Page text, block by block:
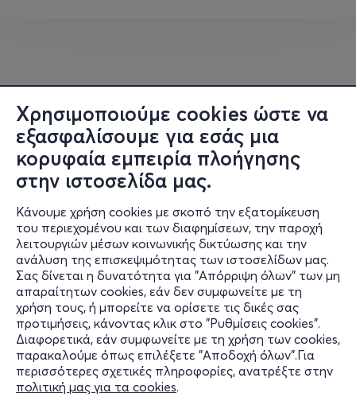
Χρησιμοποιούμε cookies ώστε να
εξασφαλίσουμε για εσάς μια
κορυφαία εμπειρία πλοήγησης
στην ιστοσελίδα μας.
Κάνουμε χρήση cookies με σκοπό την εξατομίκευση
του περιεχομένου και των διαφημίσεων, την παροχή
λειτουργιών μέσων κοινωνικής δικτύωσης και την
ανάλυση της επισκεψιμότητας των ιστοσελίδων μας.
Σας δίνεται η δυνατότητα για "Απόρριψη όλων" των μη
απαραίτητων cookies, εάν δεν συμφωνείτε με τη
χρήση τους, ή μπορείτε να ορίσετε τις δικές σας
προτιμήσεις, κάνοντας κλικ στο "Ρυθμίσεις cookies".
Διαφορετικά, εάν συμφωνείτε με τη χρήση των cookies,
παρακαλούμε όπως επιλέξετε "Αποδοχή όλων".Για
περισσότερες σχετικές πληροφορίες, ανατρέξτε στην
πολιτική μας για τα cookies.
ΤΡΙΤΗ 14 ΙΟΥΛΙΟΥ
Θερινή Μπουάτ «ΟΛΥΜΠΙΑΣ»
Αθηνάς 57, 6ος όροφος
Πληροφορίες
Υποστήριξη
Stay Connected